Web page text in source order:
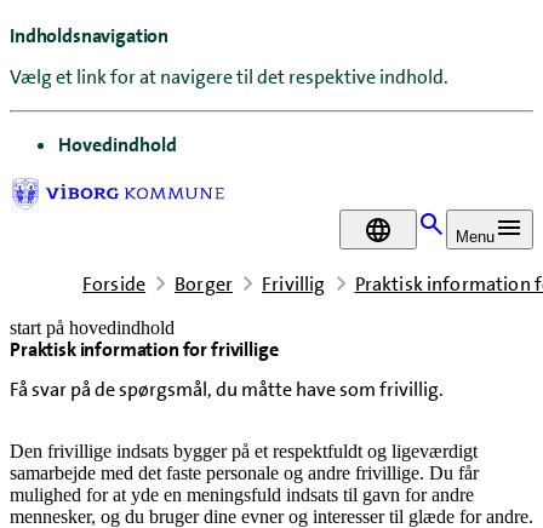
Indholdsnavigation
Vælg et link for at navigere til det respektive indhold.
gå til
Hovedindhold
DA Menu
Forside Borger Frivillig Praktisk information
start på hovedindhold
Praktisk information for frivillige
Få svar på de spørgsmål, du måtte have som frivillig.
senest opdateret 6. august 2026
Den frivillige indsats bygger på et respektfuldt og ligeværdigt
samarbejde med det faste personale og andre frivillige. Du får
mulighed for at yde en meningsfuld indsats til gavn for andre
mennesker, og du bruger dine evner og interesser til glæde for andre.